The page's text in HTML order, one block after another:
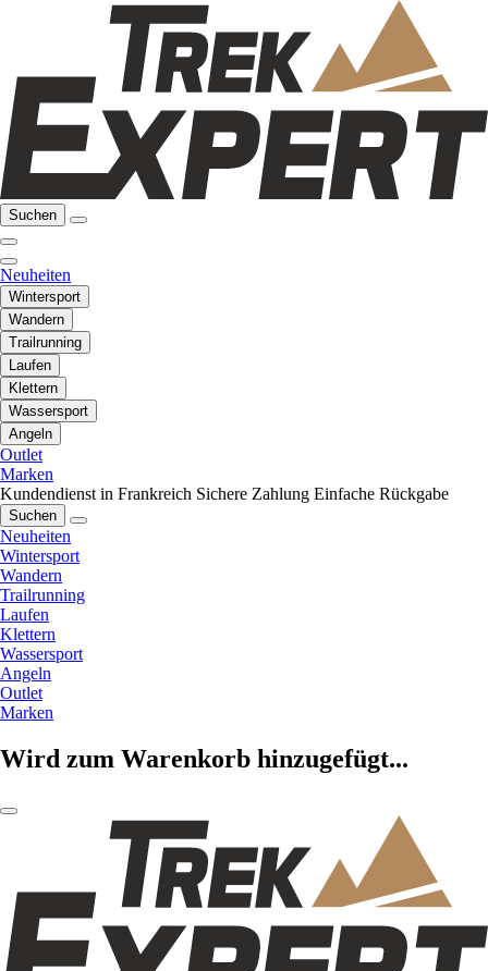
Suchen
Neuheiten
Wintersport
Wandern
Trailrunning
Laufen
Klettern
Wassersport
Angeln
Outlet
Marken
Kundendienst in Frankreich Sichere Zahlung Einfache Rückgabe
Suchen
Neuheiten
Wintersport
Wandern
Trailrunning
Laufen
Klettern
Wassersport
Angeln
Outlet
Marken
Wird zum Warenkorb hinzugefügt...